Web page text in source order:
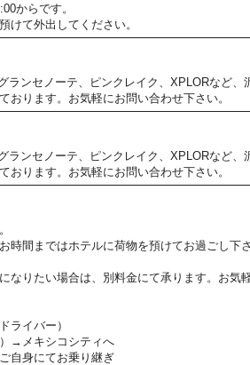
からです。
けて外出してください。
ランセノーテ、ピンクレイク、XPLORなど、
おります。お気軽にお問い合わせ下さい。
ランセノーテ、ピンクレイク、XPLORなど、
おります。お気軽にお問い合わせ下さい。
時間まではホテルに荷物を預けてお過ごし下さ
なりたい場合は、別料金にて承ります。お気
ライバー）
→メキシコシティへ
自身にてお乗り継ぎ